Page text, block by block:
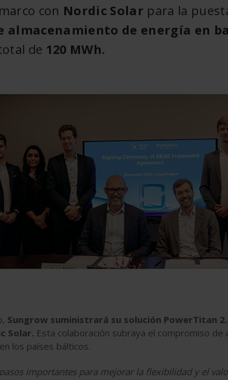
con Nordic Solar para la
almacenamiento de energía en
de 120 MWh.
Sungrow suministrará su solución PowerTitan
Solar. Esta colaboración subraya el compromiso
los países bálticos.
importantes para mejorar la flexibilidad y el